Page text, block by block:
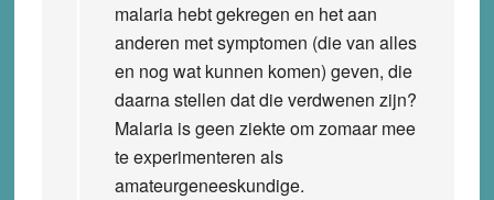
malaria hebt gekregen en het aan
anderen met symptomen (die van alles
en nog wat kunnen komen) geven, die
daarna stellen dat die verdwenen zijn?
Malaria is geen ziekte om zomaar mee
te experimenteren als
amateurgeneeskundige.